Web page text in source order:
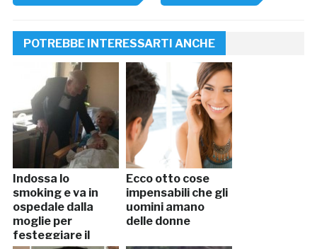
POTREBBE INTERESSARTI ANCHE
Indossa lo
smoking e va in
ospedale dalla
moglie per
festeggiare il
Ecco otto cose
impensabili che gli
uomini amano
delle donne